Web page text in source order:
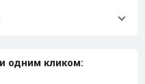
одним кликом: